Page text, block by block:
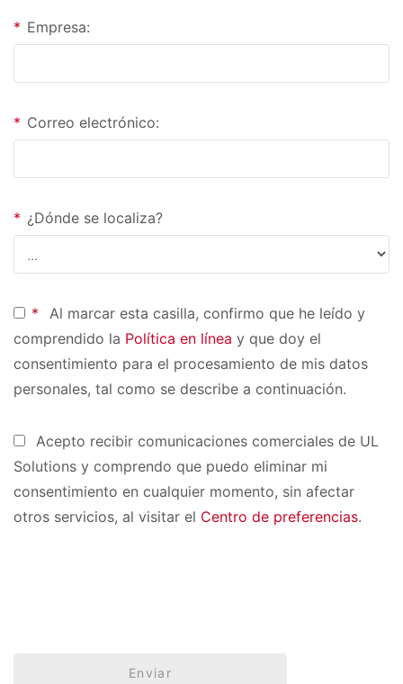
* Empresa:
* Correo electrónico:
* ¿Dónde se localiza?
*
Al marcar esta casilla, confirmo que he leído y
comprendido la Política en línea y que doy el
consentimiento para el procesamiento de mis datos
personales, tal como se describe a continuación.
Acepto recibir comunicaciones comerciales de UL
Solutions y comprendo que puedo eliminar mi
consentimiento en cualquier momento, sin afectar
otros servicios, al visitar el Centro de preferencias.
Enviar